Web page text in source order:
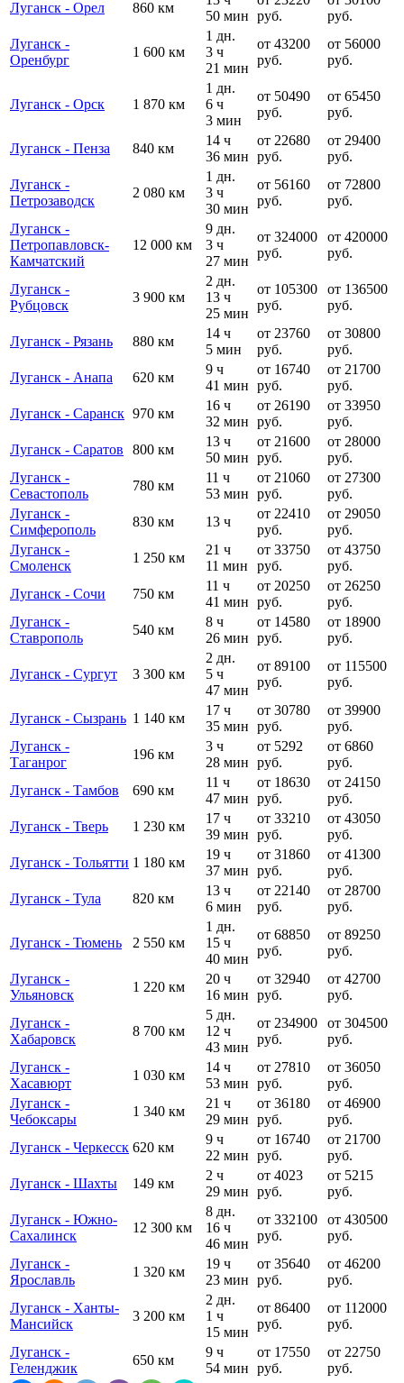
Луганск - Орел 860 км
50 мин руб.
руб.
Луганск -
Оренбург
1 600 км
1 дн.
3 ч
21 мин
от 43200
руб.
от 56000
руб.
Луганск - Орск 1 870 км
1 дн.
6 ч
3 мин
от 50490
руб.
от 65450
руб.
Луганск - Пенза 840 км
14 ч
36 мин
от 22680
руб.
от 29400
руб.
Луганск -
Петрозаводск
2 080 км
1 дн.
3 ч
30 мин
от 56160
руб.
от 72800
руб.
Луганск -
Петропавловск-
Камчатский
12 000 км
9 дн.
3 ч
27 мин
от 324000
руб.
от 420000
руб.
Луганск -
Рубцовск
3 900 км
2 дн.
13 ч
25 мин
от 105300
руб.
от 136500
руб.
Луганск - Рязань 880 км
14 ч
5 мин
от 23760
руб.
от 30800
руб.
Луганск - Анапа
620 км
9 ч
41 мин
от 16740
руб.
от 21700
руб.
Луганск - Саранск 970 км
16 ч
32 мин
от 26190
руб.
от 33950
руб.
Луганск - Саратов
800 км
13 ч
50 мин
от 21600
руб.
от 28000
руб.
Луганск -
Севастополь
780 км
11 ч
53 мин
от 21060
руб.
от 27300
руб.
Луганск -
Симферополь
830 км 13 ч
от 22410
руб.
от 29050
руб.
Луганск -
Смоленск
1 250 км
21 ч
11 мин
от 33750
руб.
от 43750
руб.
Луганск - Сочи
750 км
11 ч
41 мин
от 20250
руб.
от 26250
руб.
Луганск -
Ставрополь
540 км
8 ч
26 мин
от 14580
руб.
от 18900
руб.
Луганск - Сургут 3 300 км
2 дн.
5 ч
47 мин
от 89100
руб.
от 115500
руб.
Луганск - Сызрань 1 140 км
17 ч
35 мин
от 30780
руб.
от 39900
руб.
Луганск -
Таганрог
196 км
3 ч
28 мин
от 5292
руб.
от 6860
руб.
Луганск - Тамбов
690 км
11 ч
47 мин
от 18630
руб.
от 24150
руб.
Луганск - Тверь
1 230 км
17 ч
39 мин
от 33210
руб.
от 43050
руб.
Луганск - Тольятти 1 180 км
19 ч
37 мин
от 31860
руб.
от 41300
руб.
Луганск - Тула
820 км
13 ч
6 мин
от 22140
руб.
от 28700
руб.
Луганск - Тюмень 2 550 км
1 дн.
15 ч
40 мин
от 68850
руб.
от 89250
руб.
Луганск -
Ульяновск
1 220 км
20 ч
16 мин
от 32940
руб.
от 42700
руб.
Луганск -
Хабаровск
8 700 км
5 дн.
12 ч
43 мин
от 234900
руб.
от 304500
руб.
Луганск -
Хасавюрт
1 030 км
14 ч
53 мин
от 27810
руб.
от 36050
руб.
Луганск -
Чебоксары
1 340 км
21 ч
29 мин
от 36180
руб.
от 46900
руб.
Луганск - Черкесск 620 км
9 ч
22 мин
от 16740
руб.
от 21700
руб.
Луганск - Шахты
149 км
2 ч
29 мин
от 4023
руб.
от 5215
руб.
Луганск - Южно-
Сахалинск
12 300 км
8 дн.
16 ч
46 мин
от 332100
руб.
от 430500
руб.
Луганск -
Ярославль
1 320 км
19 ч
23 мин
от 35640
руб.
от 46200
руб.
Луганск - Ханты-
Мансийск
3 200 км
2 дн.
1 ч
15 мин
от 86400
руб.
от 112000
руб.
Луганск -
Геленджик
650 км
9 ч
54 мин
от 17550
руб.
от 22750
руб.